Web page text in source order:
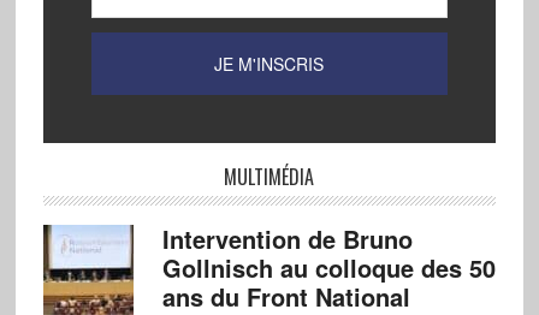
MULTIMÉDIA
Intervention de Bruno
Gollnisch au colloque des 50
ans du Front National